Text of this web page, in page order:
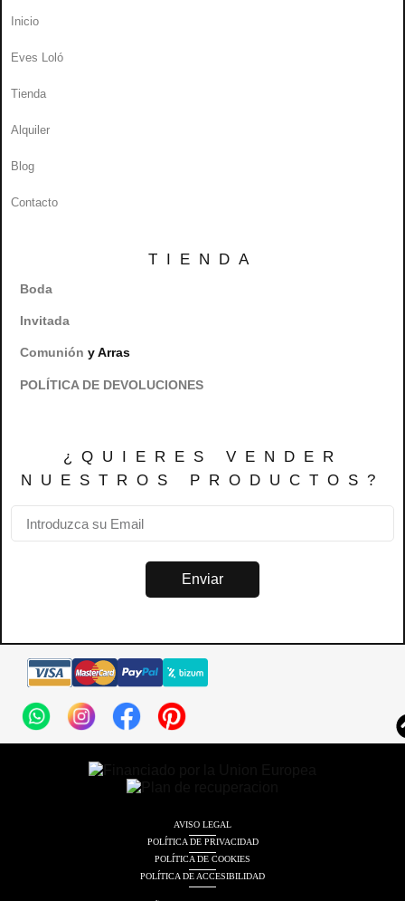
Inicio
Eves Loló
Tienda
Alquiler
Blog
Contacto
TIENDA
Boda
Invitada
Comunión y Arras
POLÍTICA DE DEVOLUCIONES
¿QUIERES VENDER
NUESTROS PRODUCTOS?
Enviar
AVISO LEGAL
POLÍTICA DE PRIVACIDAD
POLÍTICA DE COOKIES
POLÍTICA DE ACCESIBILIDAD